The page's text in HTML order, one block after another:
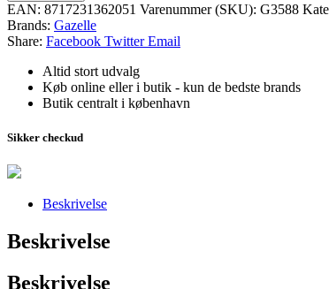
EAN: 8717231362051 Varenummer (SKU): G3588
Brands: Gazelle
Share: Facebook Twitter Email
Altid stort udvalg
Køb online eller i butik - kun de bedste brands
Butik centralt i københavn
Sikker checkud
Beskrivelse
Beskrivelse
Beskrivelse